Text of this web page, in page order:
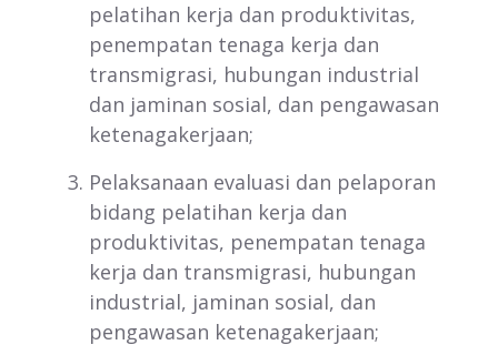
pelatihan kerja dan produktivitas,
penempatan tenaga kerja dan
transmigrasi, hubungan industrial
dan jaminan sosial, dan pengawasan
ketenagakerjaan;
Pelaksanaan evaluasi dan pelaporan
bidang pelatihan kerja dan
produktivitas, penempatan tenaga
kerja dan transmigrasi, hubungan
industrial, jaminan sosial, dan
pengawasan ketenagakerjaan;